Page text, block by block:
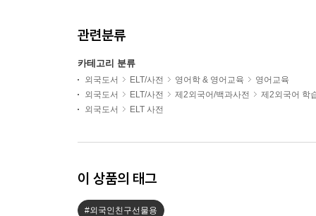
관련분류
카테고리 분류
외국도서 ELT/사전 영어학 & 영어교육
영어교육
외국도서
ELT/사전 제2외국어/백과사전
제2외국어 학
외국도서
ELT 사전
이 상품의 태그
#외국인친구선물용